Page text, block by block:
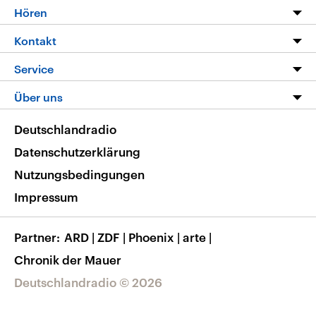
Programm
Die Nachrichten
Nachrichtenleicht
Neue Beiträge auf dlf.de
Hören
Livestream
Podcasts
Deutschlandfunk App
Nachrichten App
Frequenzen
Kontakt
Hörerservice
Service
FAQ
Veranstaltungen
Musikliste
RSS
Über uns
Barrierefreiheit
Deutschlandradio © 2026
Deutschlandradio
Datenschutzerklärung
Nutzungsbedingungen
Impressum
Partner ARD | ZDF | Phoenix | arte |
Chronik der Mauer